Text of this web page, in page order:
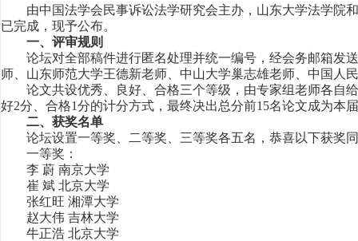
由中国法学会民事诉讼法学研究会主办，山东大学法学院和
已完成，现予公布。
一、评审规则
论坛对全部稿件进行匿名处理并统一编号，经会务邮箱发
师、山东师范大学王德新老师、中山大学巢志雄老师、中国人
论文共设优秀、良好、合格三个等级，由专家组老师各自给
好2分、合格1分的计分方式，最终决出总分前15名论文成为本
二、获奖名单
论坛设置一等奖、二等奖、三等奖各五名，恭喜以下获奖
一等奖：
李 蔚 南京大学
崔 斌 北京大学
张红旺 湘潭大学
赵大伟 吉林大学
牛正浩 北京大学